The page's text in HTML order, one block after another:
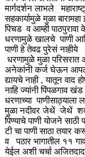
मार्गदर्शन लाभले
सहकार्यामुळे मुळा
पिचड व आम्ही
धरणामुळे खालचे पाणी
पाणी हे तेवढ पुरेसं नाहीये
धरणामुळे मुळा
अनेकांनी कर्ज घेऊन
द्यायचे नाही , यातून वाद
नाहि ज्यांनी पिंपळगाव
धरणाच्या
मुळा नदीवर जेथें जेथें
पिण्याचे पाणी योजने
टी चा पाणी साठा
व पठार भागातील ११
येईल अशी चर्चा